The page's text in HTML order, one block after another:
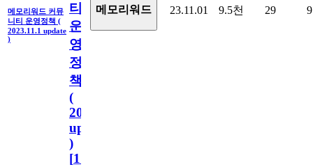
메모리워드 커뮤
니티 운영정책 (
2023.11.1 update
)
티
운
영
정
책
(
2023.11.1
update
)
[110
메모리워드 23.11.01 9.5천 29 9